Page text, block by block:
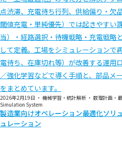
点渋滞、充電待ち行列、供給偏り・欠
閾値充電・単純優先）では起きやすい
当）・経路選択・待機戦略・充電戦略
して定義。工場をシミュレーションで
電待ち、在庫切れ等）が改善する運用
／強化学習などで導く手順と、部品メ
をまとめています。
2026年2月19日 ・ 機械学習・統計解析 ・ 数理計画・
Simulation System
製造業向けオペレーション最適化ソ
ュレーション